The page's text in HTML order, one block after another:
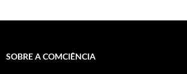
SOBRE A COMCIÊNCIA